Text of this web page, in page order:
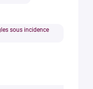
sous incidence